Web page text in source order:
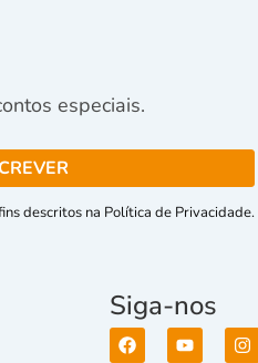
especiais.
descritos na Política de Privacidade.
Siga-nos